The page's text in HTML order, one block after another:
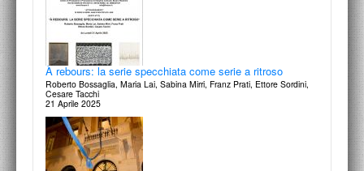
À rebours: la serie specchiata come serie a ritroso
Roberto Bossaglia, Maria Lai, Sabina Mirri, Franz Prati, Ettore Sordini,
Cesare Tacchi
21 Aprile 2025